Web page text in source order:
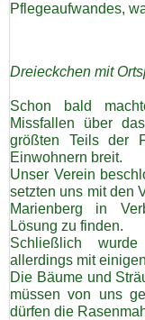
Pflegeaufwandes,
Dreieckchen mit
Schon bald
Missfallen über
größten Teils der
Einwohnern breit.
Unser Verein
setzten uns mit den
Marienberg in
Lösung zu finden.
Schließlich
allerdings mit
Die Bäume und
müssen von uns
dürfen die